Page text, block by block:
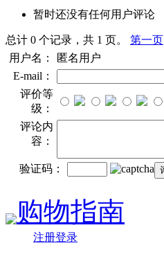
暂时还没有任何用户评论
总计 0 个记录，共 1 页。 第一页
用户名：
匿名用户
E-mail：
评价等
级：
评论内
容：
验证码：
购物指南
注册登录